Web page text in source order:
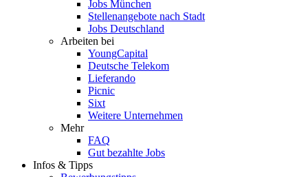
Jobs München
Stellenangebote nach Stadt
Jobs Deutschland
Arbeiten bei
YoungCapital
Deutsche Telekom
Lieferando
Picnic
Sixt
Weitere Unternehmen
Mehr
FAQ
Gut bezahlte Jobs
Infos & Tipps